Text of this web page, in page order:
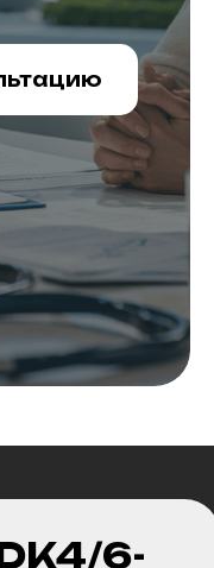
6-